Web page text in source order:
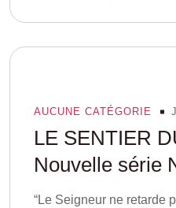
AUCUNE CATÉGORIE
LE SENTIER
Nouvelle série
2023
“Le Seigneur ne retarde